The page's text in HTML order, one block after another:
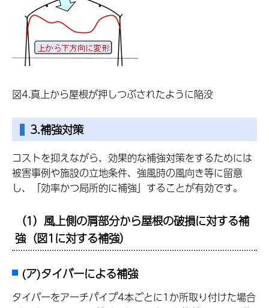
図4.真上から屋根が押しつぶされたように陥没
3.補強対策
コストを抑えながら、効果的な補強対策をするためには
被害事例や施設の立地条件、強風時の風向き等に留意
し、「効率かつ局所的に補強」することが有効です。
（1）風上側の肩部分から屋根の破損に対する補
強（図1に対する補強）
(ア)タイバーによる補強
タイバーをアーチパイプ4本ごとに1か所取り付けた場合